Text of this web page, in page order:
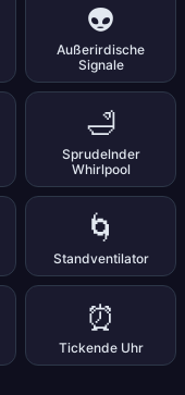
👽
Außerirdische
Signale
🛁
Sprudelnder
Whirlpool
🌀
Standventilator
⏰
Tickende Uhr